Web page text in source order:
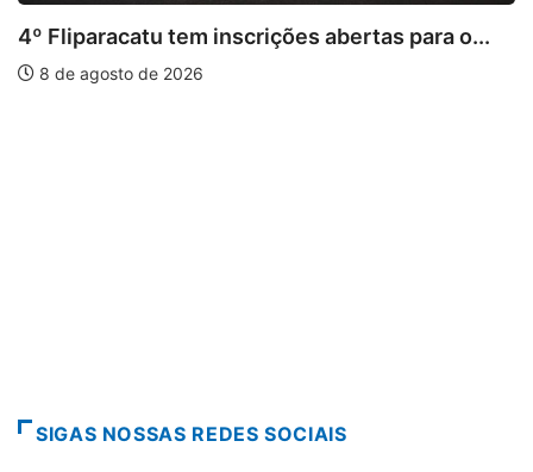
4º Fliparacatu tem inscrições abertas para o...
8 de agosto de 2026
SIGAS NOSSAS REDES SOCIAIS